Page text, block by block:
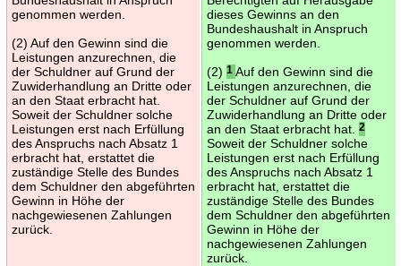
genommen werden.
(2) Auf den Gewinn sind die
Leistungen anzurechnen, die
der Schuldner auf Grund der
Zuwiderhandlung an Dritte oder
an den Staat erbracht hat.
Soweit der Schuldner solche
Leistungen erst nach Erfüllung
des Anspruchs nach Absatz 1
erbracht hat, erstattet die
zuständige Stelle des Bundes
dem Schuldner den abgeführten
Gewinn in Höhe der
nachgewiesenen Zahlungen
zurück.
dieses Gewinns an den
Bundeshaushalt in Anspruch
genommen werden.
(2) 1 Auf den Gewinn sind die
Leistungen anzurechnen, die
der Schuldner auf Grund der
Zuwiderhandlung an Dritte oder
an den Staat erbracht hat.
2
Soweit der Schuldner solche
Leistungen erst nach Erfüllung
des Anspruchs nach Absatz 1
erbracht hat, erstattet die
zuständige Stelle des Bundes
dem Schuldner den abgeführten
Gewinn in Höhe der
nachgewiesenen Zahlungen
zurück.